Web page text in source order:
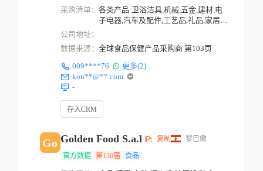
采购清单： 各类产品:卫浴洁具,机械,五金,建材,电
子电器,汽车及配件,工艺品,礼品,家居日
公司地址：
数据来源： 全球食品保健产品采购商 第103页
009****76
更多(2)
kou**@**.com
-
存入CRM
Go Golden Food S.a.l 复制 黎巴嫩
官方数据 第136届 食品